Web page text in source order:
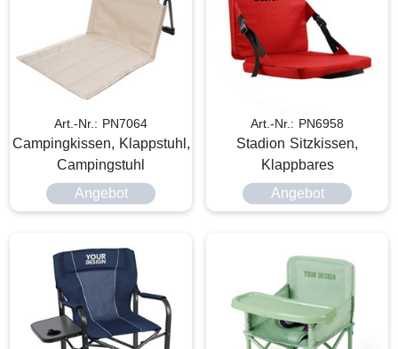
Art.-Nr.: PN7064
Campingkissen, Klappstuhl,
Campingstuhl
Angebot
Art.-Nr.: PN6958
Stadion Sitzkissen,
Klappbares
Angebot